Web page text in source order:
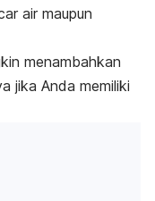
air maupun
menambahkan
jika Anda memiliki